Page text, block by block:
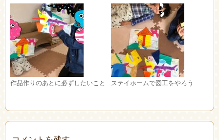
作品作りのあとに必ずしたいこと ステイホームで図工をやろう